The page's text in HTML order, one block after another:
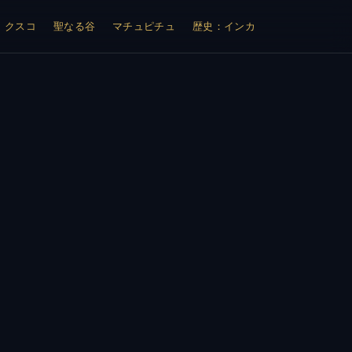
クスコ 聖なる谷 マチュピチュ 歴史：インカ